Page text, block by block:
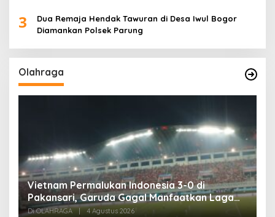
3
Dua Remaja Hendak Tawuran di Desa Iwul Bogor
Diamankan Polsek Parung
Olahraga
Vietnam Permalukan Indonesia 3-0 di
Pakansari, Garuda Gagal Manfaatkan Laga
Kandang
Di OLAHRAGA 4 Agustus 2026